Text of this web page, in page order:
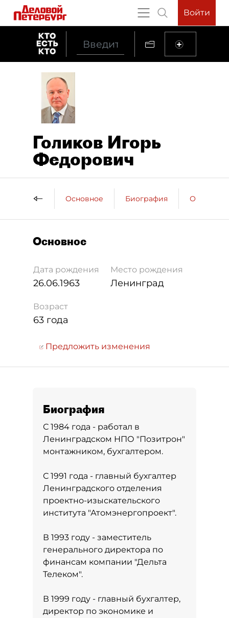
Войти
Голиков Игорь
Федорович
Основное Биография
Основное
Дата рождения
26.06.1963
Место рождения
Ленинград
Возраст
63 года
Предложить изменения
Биография
С 1984 года - работал в
Ленинградском НПО "Позитрон"
монтажником, бухгалтером.
С 1991 года - главный бухгалтер
Ленинградского отделения
проектно-изыскательского
института "Атомэнергопроект".
В 1993 году - заместитель
генерального директора по
финансам компании "Дельта
Телеком".
В 1999 году - главный бухгалтер,
директор по экономике и